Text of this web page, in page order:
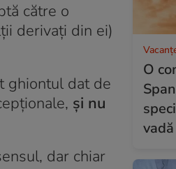
către o
derivați din ei)
ghiontul dat de
și nu
dar chiar
O